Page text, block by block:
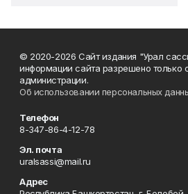
© 2020-2026 Сайт издания "Урал
информации сайта разрешено только
администрации.
Об использовании персональных
Телефон
8-347-86-4-12-78
Эл. почта
uralsassi@mail.ru
Адрес